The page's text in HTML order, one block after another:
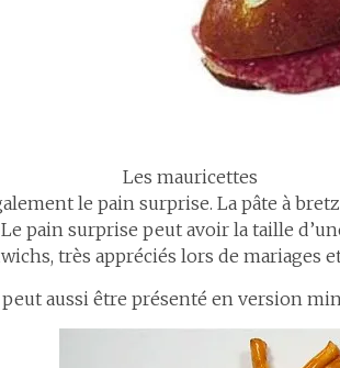
Les mauricettes
le pain surprise. La pâte à
pain surprise peut avoir la taille
très appréciés lors de mariages
aussi être présenté en version